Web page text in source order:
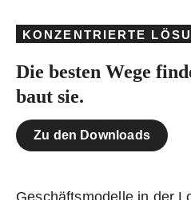
KONZENTRIERTE
Die besten Wege
baut sie.
Zu den Downloads
Geschäftsmodelle in der